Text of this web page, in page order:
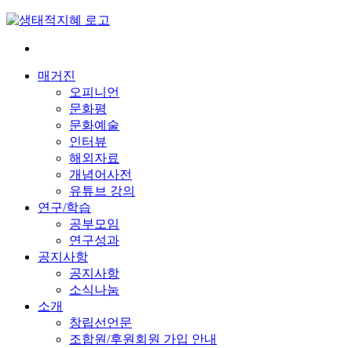
Skip
content
매거진
오피니언
문화평
문화예술
인터뷰
해외자료
개념어사전
유튜브 강의
연구/학습
공부모임
연구성과
공지사항
공지사항
소식나눔
소개
창립선언문
조합원/후원회원 가입 안내